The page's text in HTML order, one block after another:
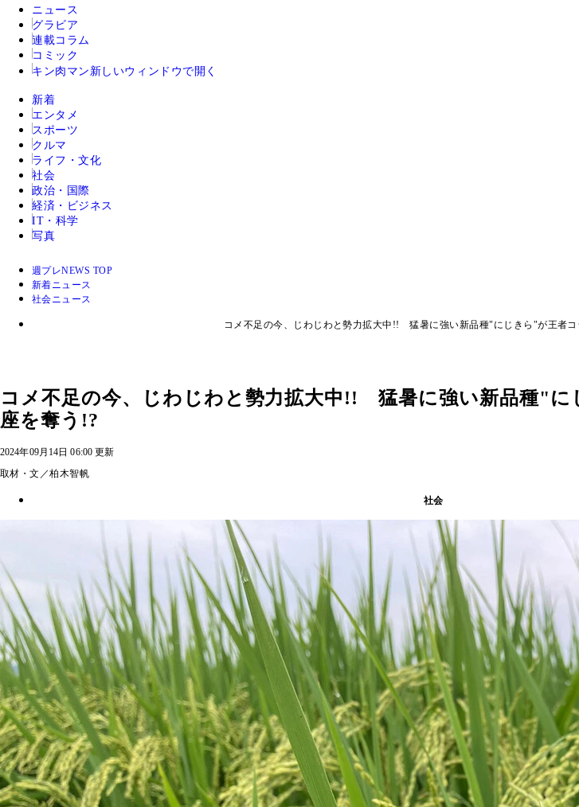
ニュース
グラビア
連載コラム
コミック
キン肉マン 新しいウィンドウで開く
新着
エンタメ
スポーツ
クルマ
ライフ・文化
社会
政治・国際
経済・ビジネス
IT・科学
写真
週プレNEWS TOP
新着ニュース
社会ニュース
コメ不足の今、じわじわと勢力拡大中!! 猛暑に強い新品種"にじきら"が王者コ
コメ不足の今、じわじわと勢力拡大中!! 猛暑に強い新品種"に
座を奪う!?
2024年09月14日 06:00 更新
取材・文／柏木智帆
社会